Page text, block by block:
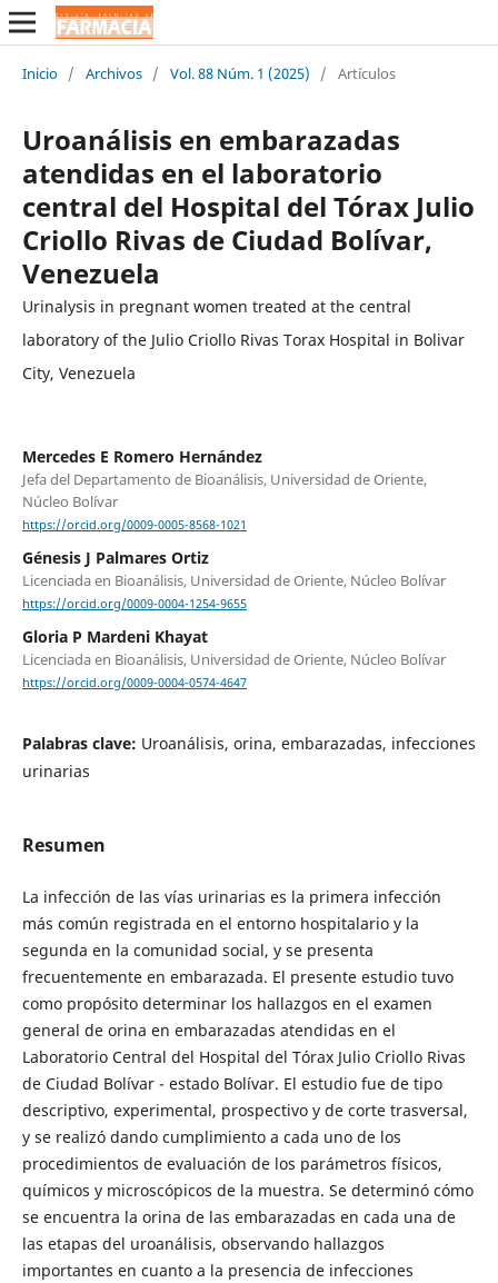
Inicio / Archivos / Vol. 88 Núm. 1 (2025) / Artículos
Uroanálisis en embarazadas
atendidas en el laboratorio
central del Hospital del Tórax Julio
Criollo Rivas de Ciudad Bolívar,
Venezuela
Urinalysis in pregnant women treated at the central
laboratory of the Julio Criollo Rivas Torax Hospital in Bolivar
City, Venezuela
Mercedes E Romero Hernández
Jefa del Departamento de Bioanálisis, Universidad de Oriente,
Núcleo Bolívar
https://orcid.org/0009-0005-8568-1021
Génesis J Palmares Ortiz
Licenciada en Bioanálisis, Universidad de Oriente, Núcleo Bolívar
https://orcid.org/0009-0004-1254-9655
Gloria P Mardeni Khayat
Licenciada en Bioanálisis, Universidad de Oriente, Núcleo Bolívar
https://orcid.org/0009-0004-0574-4647
Palabras clave: Uroanálisis, orina, embarazadas, infecciones
urinarias
Resumen
La infección de las vías urinarias es la primera infección
más común registrada en el entorno hospitalario y la
segunda en la comunidad social, y se presenta
frecuentemente en embarazada. El presente estudio tuvo
como propósito determinar los hallazgos en el examen
general de orina en embarazadas atendidas en el
Laboratorio Central del Hospital del Tórax Julio Criollo Rivas
de Ciudad Bolívar - estado Bolívar. El estudio fue de tipo
descriptivo, experimental, prospectivo y de corte trasversal,
y se realizó dando cumplimiento a cada uno de los
procedimientos de evaluación de los parámetros físicos,
químicos y microscópicos de la muestra. Se determinó cómo
se encuentra la orina de las embarazadas en cada una de
las etapas del uroanálisis, observando hallazgos
importantes en cuanto a la presencia de infecciones